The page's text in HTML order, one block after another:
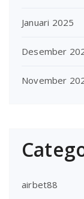
Januari 2025
Desember
November
airbet88